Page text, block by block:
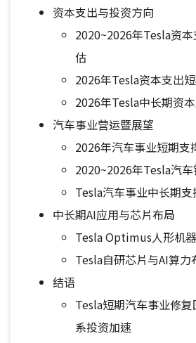
资本支出与投资方向
2020~2026年Tesla资
估
2026年Tesla资本支出
2026年Tesla中长期资
汽车事业营运暨展望
2026年汽车事业短期支
2020~2026年Tesla汽
Tesla汽车事业中长期
中长期AI应用与芯片布局
Tesla Optimus人形机
Tesla自研芯片与AI算力
结语
Tesla短期汽车事业修
系投资加速